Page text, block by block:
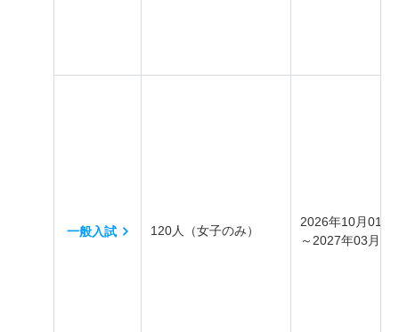
一般入試 120人（女子のみ）
2026年10月01日
～2027年03月31